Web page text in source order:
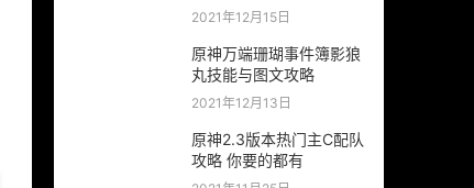
2021年12月15日
原神万端珊瑚事件簿影狼
丸技能与图文攻略
2021年12月13日
原神2.3版本热门主C配队
攻略 你要的都有